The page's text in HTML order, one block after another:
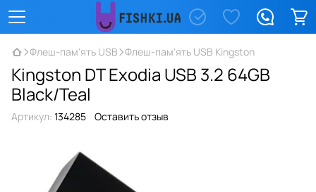
Флеш-пам'ять USB Флеш-пам'ять USB Kingston
Kingston DT Exodia USB 3.2 64GB
Black/Teal
Артикул: 134285 Оставить отзыв